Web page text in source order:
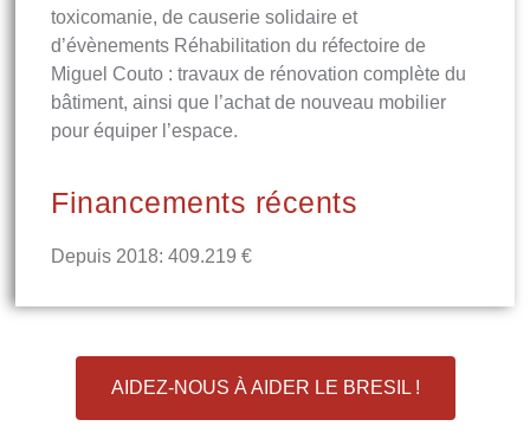
toxicomanie, de causerie solidaire et
d’évènements Réhabilitation du réfectoire de
Miguel Couto : travaux de rénovation complète du
bâtiment, ainsi que l’achat de nouveau mobilier
pour équiper l’espace.
Financements récents
Depuis 2018: 409.219 €
AIDEZ-NOUS À AIDER LE BRESIL !